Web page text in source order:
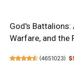
God's Battalions:
Warfare, and the
(4651023)